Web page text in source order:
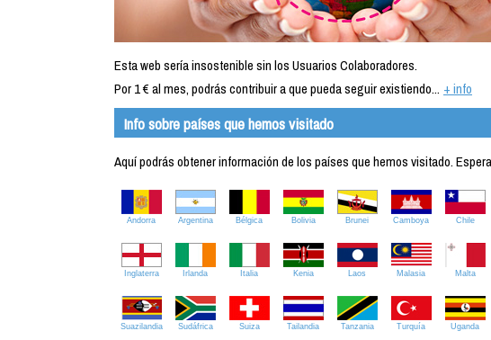
Esta web sería insostenible sin los Usuarios Colaboradores.
Por 1 € al mes, podrás contribuir a que pueda seguir existiendo... + info
Info sobre países que hemos visitado
Aquí podrás obtener información de los países que hemos visitado.
Andorra Argentina Bélgica Bolivia Brunei Camboya Chile
Inglaterra Irlanda Italia Kenia Laos Malasia Malta
Suazilandia Sudáfrica Suiza Tailandia Tanzania Turquía Uganda